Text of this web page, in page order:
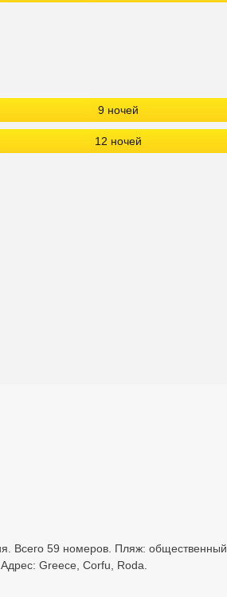
9 ночей
12 ночей
Всего 59 номеров. Пляж: общественный
Greece, Corfu, Roda.